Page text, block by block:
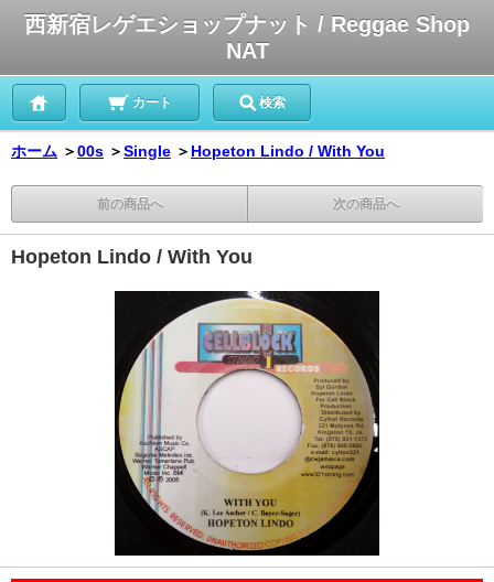
西新宿レゲエショップナット / Reggae Shop
NAT
カート 検索
ホーム ＞00s ＞Single ＞ Hopeton Lindo / With You
前の商品へ 次の商品へ
Hopeton Lindo / With You